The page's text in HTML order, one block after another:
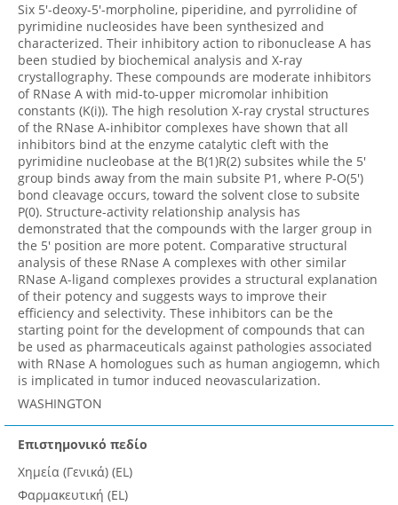
Six 5'-deoxy-5'-morpholine, piperidine, and pyrrolidine of
pyrimidine nucleosides have been synthesized and
characterized. Their inhibitory action to ribonuclease A has
been studied by biochemical analysis and X-ray
crystallography. These compounds are moderate inhibitors
of RNase A with mid-to-upper micromolar inhibition
constants (K(i)). The high resolution X-ray crystal structures
of the RNase A-inhibitor complexes have shown that all
inhibitors bind at the enzyme catalytic cleft with the
pyrimidine nucleobase at the B(1)R(2) subsites while the 5'
group binds away from the main subsite P1, where P-O(5')
bond cleavage occurs, toward the solvent close to subsite
P(0). Structure-activity relationship analysis has
demonstrated that the compounds with the larger group in
the 5' position are more potent. Comparative structural
analysis of these RNase A complexes with other similar
RNase A-ligand complexes provides a structural explanation
of their potency and suggests ways to improve their
efficiency and selectivity. These inhibitors can be the
starting point for the development of compounds that can
be used as pharmaceuticals against pathologies associated
with RNase A homologues such as human angiogemn, which
is implicated in tumor induced neovascularization.
WASHINGTON
Επιστημονικό πεδίο
Χημεία (Γενικά) (EL)
Φαρμακευτική (EL)